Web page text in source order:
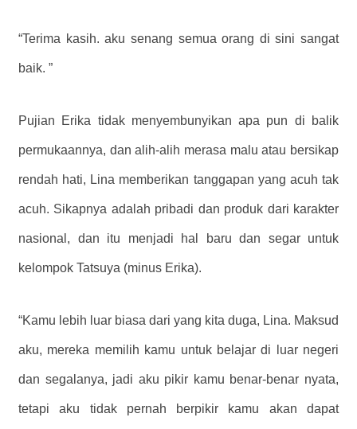
“Terima kasih. aku senang semua orang di sini sangat
baik. ”
Pujian Erika tidak menyembunyikan apa pun di balik
permukaannya, dan alih-alih merasa malu atau bersikap
rendah hati, Lina memberikan tanggapan yang acuh tak
acuh. Sikapnya adalah pribadi dan produk dari karakter
nasional, dan itu menjadi hal baru dan segar untuk
kelompok Tatsuya (minus Erika).
“Kamu lebih luar biasa dari yang kita duga, Lina. Maksud
aku, mereka memilih kamu untuk belajar di luar negeri
dan segalanya, jadi aku pikir kamu benar-benar nyata,
tetapi aku tidak pernah berpikir kamu akan dapat